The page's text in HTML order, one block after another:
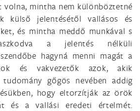
volna, mintha nem különböztetné
külső jelentésétől vallásos és
és mintha meddő munkával s
a jelentés nélküli
hagyná menni magát a
és vakvezetők azok, akik
gőgös nevében addig
hogy eltorzítják az örök
és a vallási eredeti értelmét.